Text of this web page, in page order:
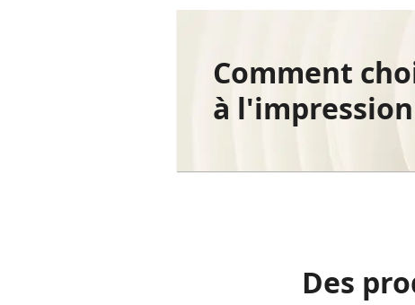
Comment
à
Des